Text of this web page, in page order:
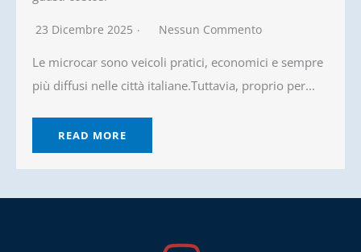
23 Dicembre 2025 Nessun Commento
Le microcar sono veicoli pratici, economici e sempre
più diffusi nelle città italiane.Tuttavia, proprio per...
READ MORE